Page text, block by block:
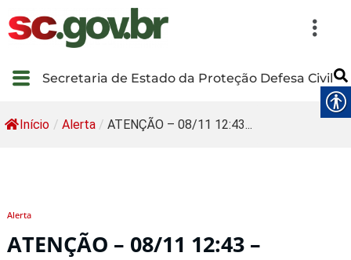
Secretaria de Estado da Proteção Defesa Civil
Início / Alerta / ATENÇÃO – 08/11 12:43...
Alerta
ATENÇÃO – 08/11 12:43 –